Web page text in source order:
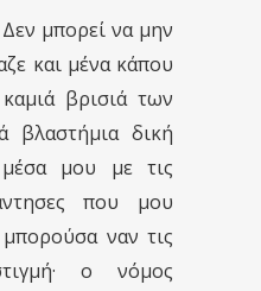
μπορεί να μην
και μένα κάπου
βρισιά των
βλαστήμια δική
μου με τις
που μου
ναν τις
ο νόμος